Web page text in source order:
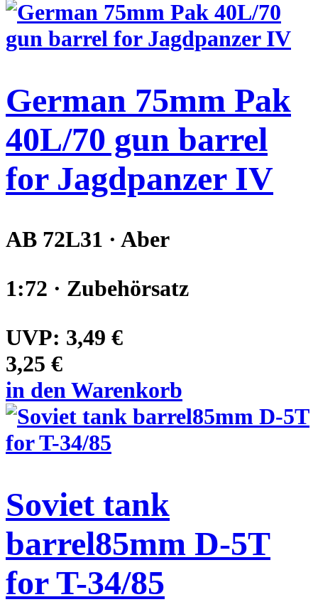
German 75mm Pak
40L/70 gun barrel
for Jagdpanzer IV
AB 72L31 · Aber
1:72 · Zubehörsatz
UVP: 3,49 €
3,25 €
in den Warenkorb
Soviet tank
barrel85mm D-5T
for T-34/85